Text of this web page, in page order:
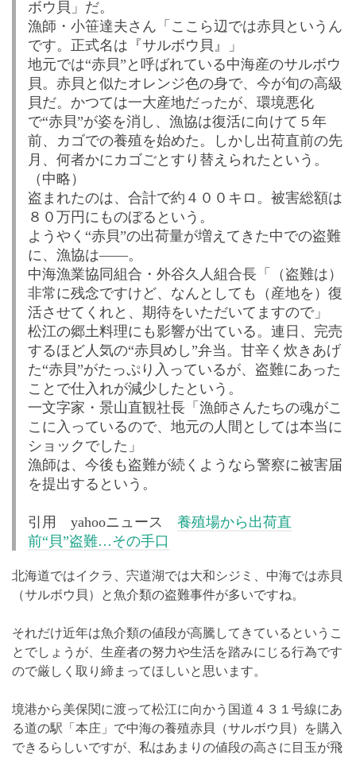
ボウ貝」だ。
漁師・小笹達夫さん「ここら辺では赤貝というん
です。正式名は『サルボウ貝』」
地元では“赤貝”と呼ばれている中海産のサルボウ
貝。赤貝と似たオレンジ色の身で、今が旬の高級
貝だ。かつては一大産地だったが、環境悪化
で“赤貝”が姿を消し、漁協は復活に向けて５年
前、カゴでの養殖を始めた。しかし出荷直前の先
月、何者かにカゴごとすり替えられたという。
（中略）
盗まれたのは、合計で約４００キロ。被害総額は
８０万円にものぼるという。
ようやく“赤貝”の出荷量が増えてきた中での盗難
に、漁協は――。
中海漁業協同組合・外谷久人組合長「（盗難は）
非常に残念ですけど、なんとしても（産地を）復
活させてくれと、期待をいただいてますので」
松江の郷土料理にも影響が出ている。連日、完売
するほど人気の“赤貝めし”弁当。甘辛く炊きあげ
た“赤貝”がたっぷり入っているが、盗難にあった
ことで仕入れが減少したという。
一文字家・景山直観社長「漁師さんたちの魂がこ
こに入っているので、地元の人間としては本当に
ショックでした」
漁師は、今後も盗難が続くようなら警察に被害届
を提出するという。
引用 yahooニュース 養殖場から出荷直
前“貝”盗難…その手口
北海道ではイクラ、宍道湖では大和シジミ、中海では赤貝
（サルボウ貝）と魚介類の盗難事件が多いですね。
それだけ近年は魚介類の値段が高騰してきているというこ
とでしょうが、生産者の努力や生活を踏みにじる行為です
ので厳しく取り締まってほしいと思います。
境港から美保関に渡って松江に向かう国道４３１号線にあ
る道の駅「本庄」で中海の養殖赤貝（サルボウ貝）を購入
できるらしいですが、私はあまりの値段の高さに目玉が飛